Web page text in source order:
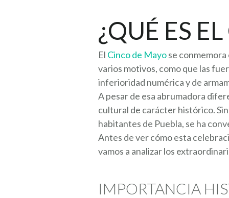
¿QUÉ ES
El Cinco de Mayose
varios motivos, como que las
inferioridad numérica y de
A pesar de esa abrumadora
cultural de carácter histórico.
habitantes de Puebla, se ha
Antes de ver cómo esta
vamos a analizar los
IMPORTANCIA